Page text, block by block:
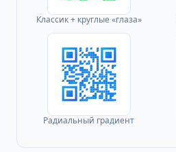
Классик + круглые «глаза»
Радиальный градиент